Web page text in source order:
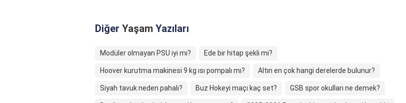
Diğer Yaşam Yazıları
Modüler olmayan PSU iyi mi? Ede bir hitap şekli mi?
Hoover kurutma makinesi 9 kg ısı pompalı mı? Altın en çok hangi derelerde bulunur?
Siyah tavuk neden pahalı? Buz Hokeyi maçı kaç set? GSB spor okulları ne demek?